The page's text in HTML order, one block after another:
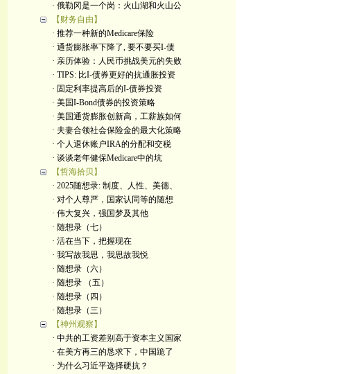
· 俄勒冈是一个岗：火山湖和火山公
【财务自由】
· 推荐一种新的Medicare保险
· 通货膨胀率下降了, 要不要买I-债
· 亲历体验：人民币挑战美元的失败
· TIPS: 比I-债券更好的抗通胀投资
· 固定利率提高后的I-债券投资
· 美国I-Bond债券的投资策略
· 美国通货膨胀创新高，工薪族如何
· 夫妻合领社会保险金的最大化策略
· 个人退休账户IRA的分配和交税
· 谈谈老年健保Medicare中的坑
【哲海拾贝】
· 2025随想录: 制度、人性、美德、
· 对个人尊严，国家认同等的随想
· 伟大复兴，强国梦及其他
· 随想录（七）
· 活在当下，把握现在
· 我写故我思，我思故我悦
· 随想录（六）
· 随想录 （五）
· 随想录（四）
· 随想录（三）
【神州观察】
· 中共的工资差别高于资本主义国家
· 在美方再三的恳求下，中国跪了
· 为什么习近平选择硬抗？